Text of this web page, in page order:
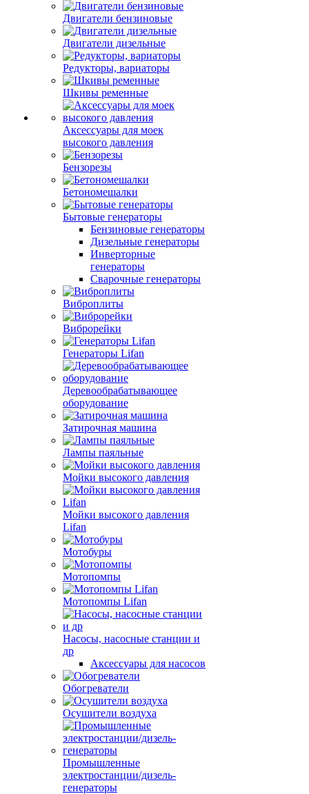
Двигатели бензиновые
Двигатели дизельные
Редукторы, вариаторы
Шкивы ременные
Аксессуары для моек
высокого давления
Бензорезы
Бетономешалки
Бытовые генераторы
Бензиновые генераторы
Дизельные генераторы
Инверторные
генераторы
Сварочные генераторы
Виброплиты
Виброрейки
Генераторы Lifan
Деревообрабатывающее
оборудование
Затирочная машина
Лампы паяльные
Мойки высокого давления
Мойки высокого давления
Lifan
Мотобуры
Мотопомпы
Мотопомпы Lifan
Насосы, насосные станции и
др
Аксессуары для насосов
Обогреватели
Осушители воздуха
Промышленные
электростанции/дизель-
генераторы